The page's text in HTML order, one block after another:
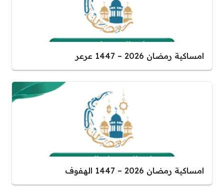
امساكية رمضان 2026 – 1447 عرعر
امساكية رمضان 2026 – 1447 الهفوف